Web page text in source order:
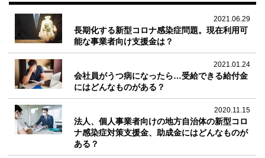
2021.06.29
長期化する新型コロナ感染症問題。現在利用可
能な事業者向け支援金は？
2021.01.24
会社員がうつ病になったら…受給できる給付金
にはどんなものがある？
2020.11.15
法人、個人事業者向けの地方自治体の新型コロ
ナ感染症対策支援金、助成金にはどんなものが
ある？